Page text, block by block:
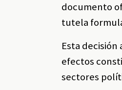
documento
tutela
Esta
efectos
sectores